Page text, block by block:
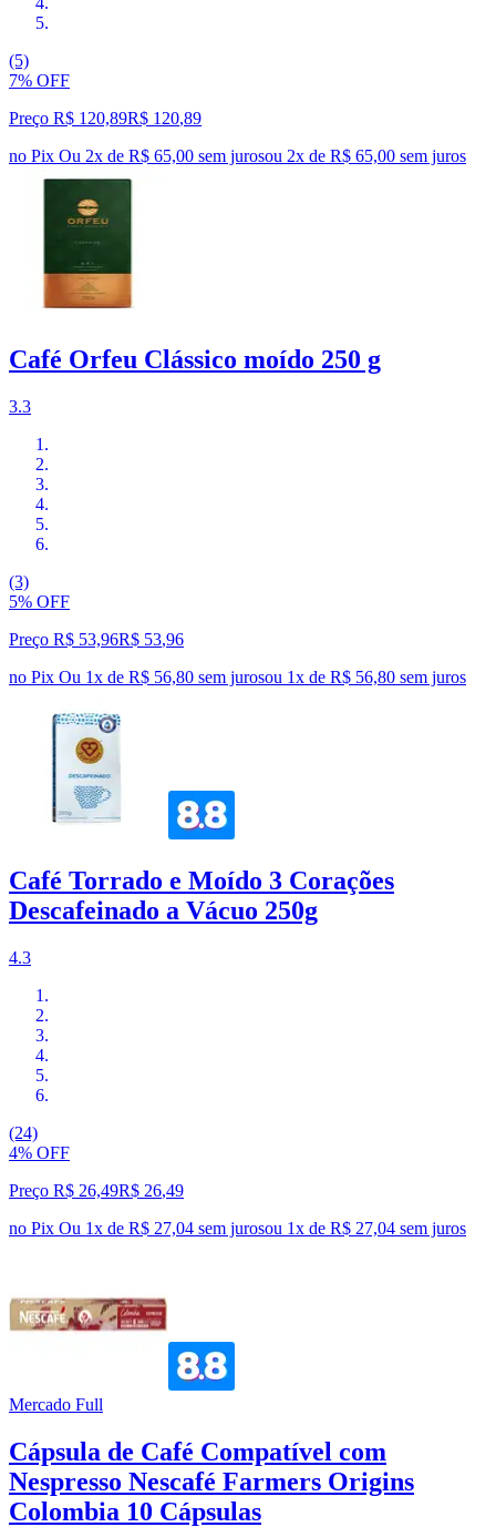
(5)
7% OFF
Preço R$ 120,89R$ 120,89
no Pix Ou 2x de R$ 65,00 sem jurosou 2x de R$ 65,00 sem juros
Café Orfeu Clássico moído 250 g
3.3
(3)
5% OFF
Preço R$ 53,96R$ 53,96
no Pix Ou 1x de R$ 56,80 sem jurosou 1x de R$ 56,80 sem juros
Café Torrado e Moído 3 Corações
Descafeinado a Vácuo 250g
4.3
(24)
4% OFF
Preço R$ 26,49R$ 26,49
no Pix Ou 1x de R$ 27,04 sem jurosou 1x de R$ 27,04 sem juros
Mercado Full
Cápsula de Café Compatível com
Nespresso Nescafé Farmers Origins
Colombia 10 Cápsulas